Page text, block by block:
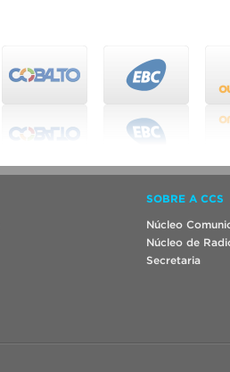
SOBRE A CCS
Núcleo
Núcleo de
Secretaria